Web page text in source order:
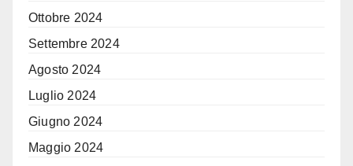
Ottobre 2024
Settembre 2024
Agosto 2024
Luglio 2024
Giugno 2024
Maggio 2024